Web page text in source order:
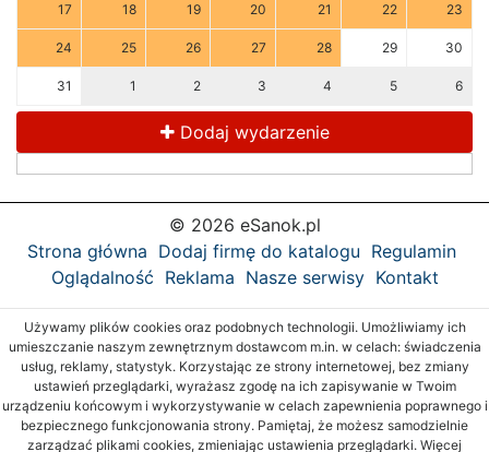
17 18 19 20 21 22 23
24 25 26 27 28 29 30
31 1 2 3 4 5 6
Dodaj wydarzenie
© 2026 eSanok.pl
Strona główna Dodaj firmę do katalogu Regulamin
Oglądalność Reklama Nasze serwisy Kontakt
Używamy plików cookies oraz podobnych technologii. Umożliwiamy ich
umieszczanie naszym zewnętrznym dostawcom m.in. w celach: świadczenia
usług, reklamy, statystyk. Korzystając ze strony internetowej, bez zmiany
ustawień przeglądarki, wyrażasz zgodę na ich zapisywanie w Twoim
urządzeniu końcowym i wykorzystywanie w celach zapewnienia poprawnego i
bezpiecznego funkcjonowania strony. Pamiętaj, że możesz samodzielnie
zarządzać plikami cookies, zmieniając ustawienia przeglądarki. Więcej